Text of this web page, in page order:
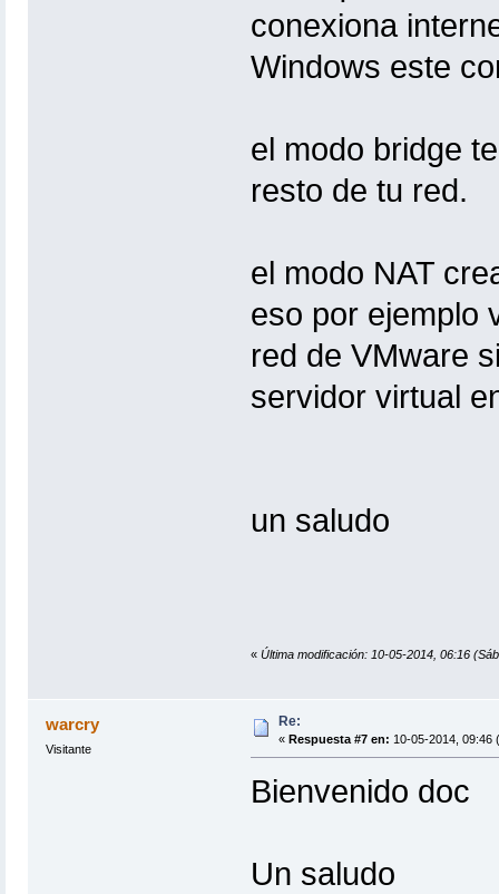
conexiona
Windows este
el modo bridge
resto de tu red.
el modo NAT
eso por ejemplo
red de VMware
servidor virtual
un saludo
« Última modificación: 10-05-2014, 06:16
warcry
Visitante
Re:
« Respuesta #7 en: 10-05-2014, 09:46
Bienvenido doc
Un saludo